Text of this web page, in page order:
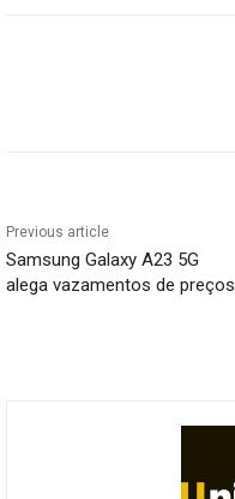
Previous article
Samsung Galaxy A23 5G
alega vazamentos de preços